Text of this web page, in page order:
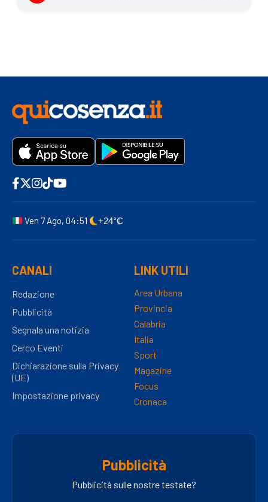
Ven 7 Ago, 04:51 +24°C
CANALI
Redazione
Pubblicità
Segnala una notizia
Cerco Eventi
Dichiarazione sulla Privacy
(UE)
Impostazione privacy
LINK UTILI
Area Urbana
Provincia
Calabria
Italia
Sport
Magazine
Focus
Cronaca
Pubblicità
Pubblicità sulle nostre testate?